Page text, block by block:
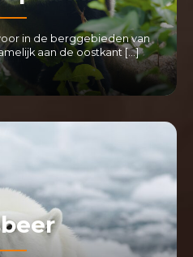
in de berggebieden van
aan de oostkant […]
MEER